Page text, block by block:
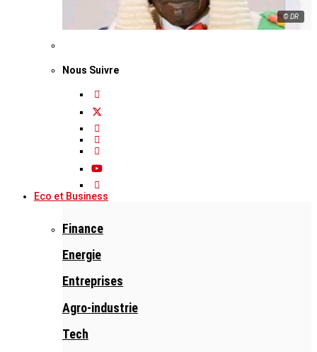
© DR
Nous Suivre
Eco et Business
Finance
Energie
Entreprises
Agro-industrie
Tech